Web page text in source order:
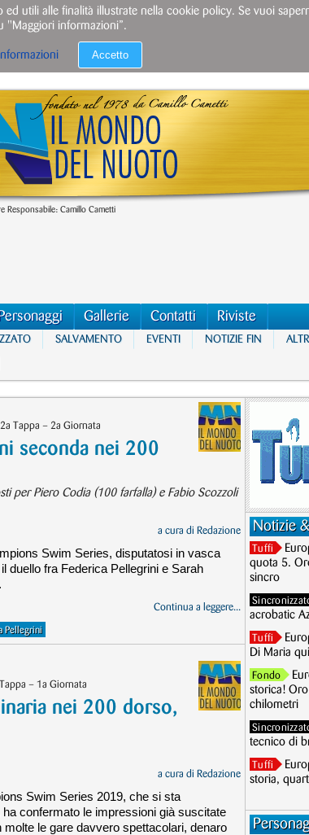
Responsabile: Camillo Cametti
Personaggi Gallerie Contatti Riviste
SALVAMENTO EVENTI NOTIZIE FIN
Tappa – 2a Giornata
seconda nei 200
per Piero Codia (100 farfalla) e Fabio Scozzoli
a cura di Redazione
Swim Series, disputatosi in vasca
duello fra Federica Pellegrini e Sarah
Continua a leggere...
Pellegrini
– 1a Giornata
nei 200 dorso,
a cura di Redazione
Swim Series 2019, che si sta
confermato le impressioni già suscitate
le gare davvero spettacolari, denaro
Notizie
Tuffi
quota 5.
sincro
acrobatic
Tuffi
Di Maria
Fondo
storica!
chilometri
tecnico di
Tuffi
storia,
utili alle finalità illustrate nella cookie policy. Se vuoi
"Maggiori informazioni”.
Accetto